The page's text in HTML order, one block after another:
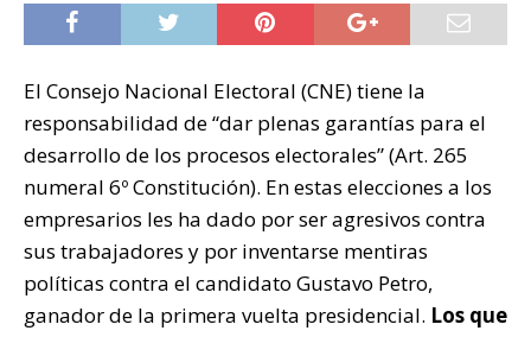
El Consejo Nacional Electoral (CNE) tiene la
responsabilidad de “dar plenas garantías para el
desarrollo de los procesos electorales” (Art. 265
numeral 6º Constitución). En estas elecciones a los
empresarios les ha dado por ser agresivos contra
sus trabajadores y por inventarse mentiras
políticas contra el candidato Gustavo Petro,
ganador de la primera vuelta presidencial. Los que